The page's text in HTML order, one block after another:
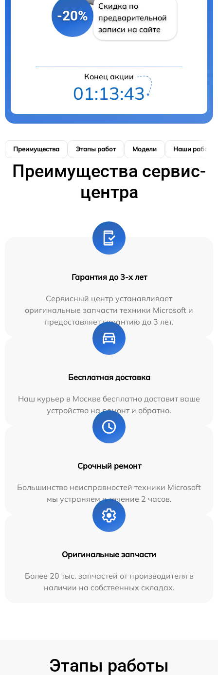
-20%
Скидка по
предварительной
записи на сайте
Конец акции
01:13:42
Преимущества Этапы работ Модели Наши работы
Преимущества сервис-
центра
Гарантия до 3-х лет
Сервисный центр устанавливает
оригинальные запчасти техники Microsoft и
предоставляет гарантию до 3 лет.
Бесплатная доставка
Наш курьер в Москве бесплатно доставит ваше
устройство на ремонт и обратно.
Срочный ремонт
Большинство неисправностей техники Microsoft
мы устраняем в течение 2 часов.
Оригинальные запчасти
Более 20 тыс. запчастей от производителя в
наличии на собственных складах.
Этапы работы